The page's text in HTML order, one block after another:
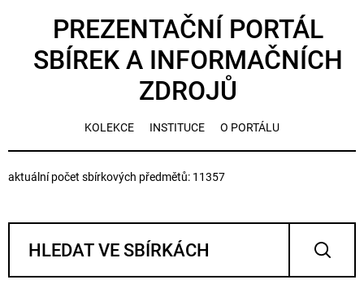
PREZENTAČNÍ PORTÁL
SBÍREK A INFORMAČNÍCH
ZDROJŮ
KOLEKCE INSTITUCE O PORTÁLU
aktuální počet sbírkových předmětů: 11357